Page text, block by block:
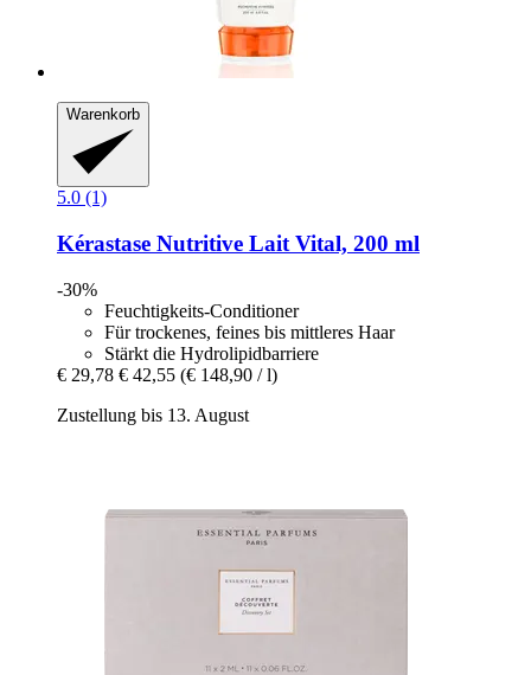
Warenkorb
5.0 (1)
Kérastase Nutritive Lait Vital, 200 ml
-30%
Feuchtigkeits-Conditioner
Für trockenes, feines bis mittleres Haar
Stärkt die Hydrolipidbarriere
€ 29,78 € 42,55 (€ 148,90 / l)
Zustellung bis 13. August